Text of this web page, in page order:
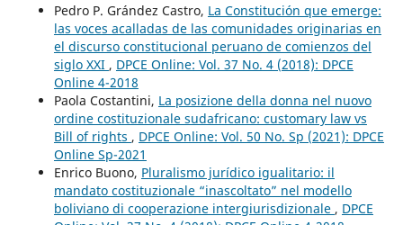
Pedro P. Grández Castro, La Constitución que emerge:
las voces acalladas de las comunidades originarias en
el discurso constitucional peruano de comienzos del
siglo XXI , DPCE Online: Vol. 37 No. 4 (2018): DPCE
Online 4-2018
Paola Costantini, La posizione della donna nel nuovo
ordine costituzionale sudafricano: customary law vs
Bill of rights , DPCE Online: Vol. 50 No. Sp (2021): DPCE
Online Sp-2021
Enrico Buono, Pluralismo jurídico igualitario: il
mandato costituzionale “inascoltato” nel modello
boliviano di cooperazione intergiurisdizionale , DPCE